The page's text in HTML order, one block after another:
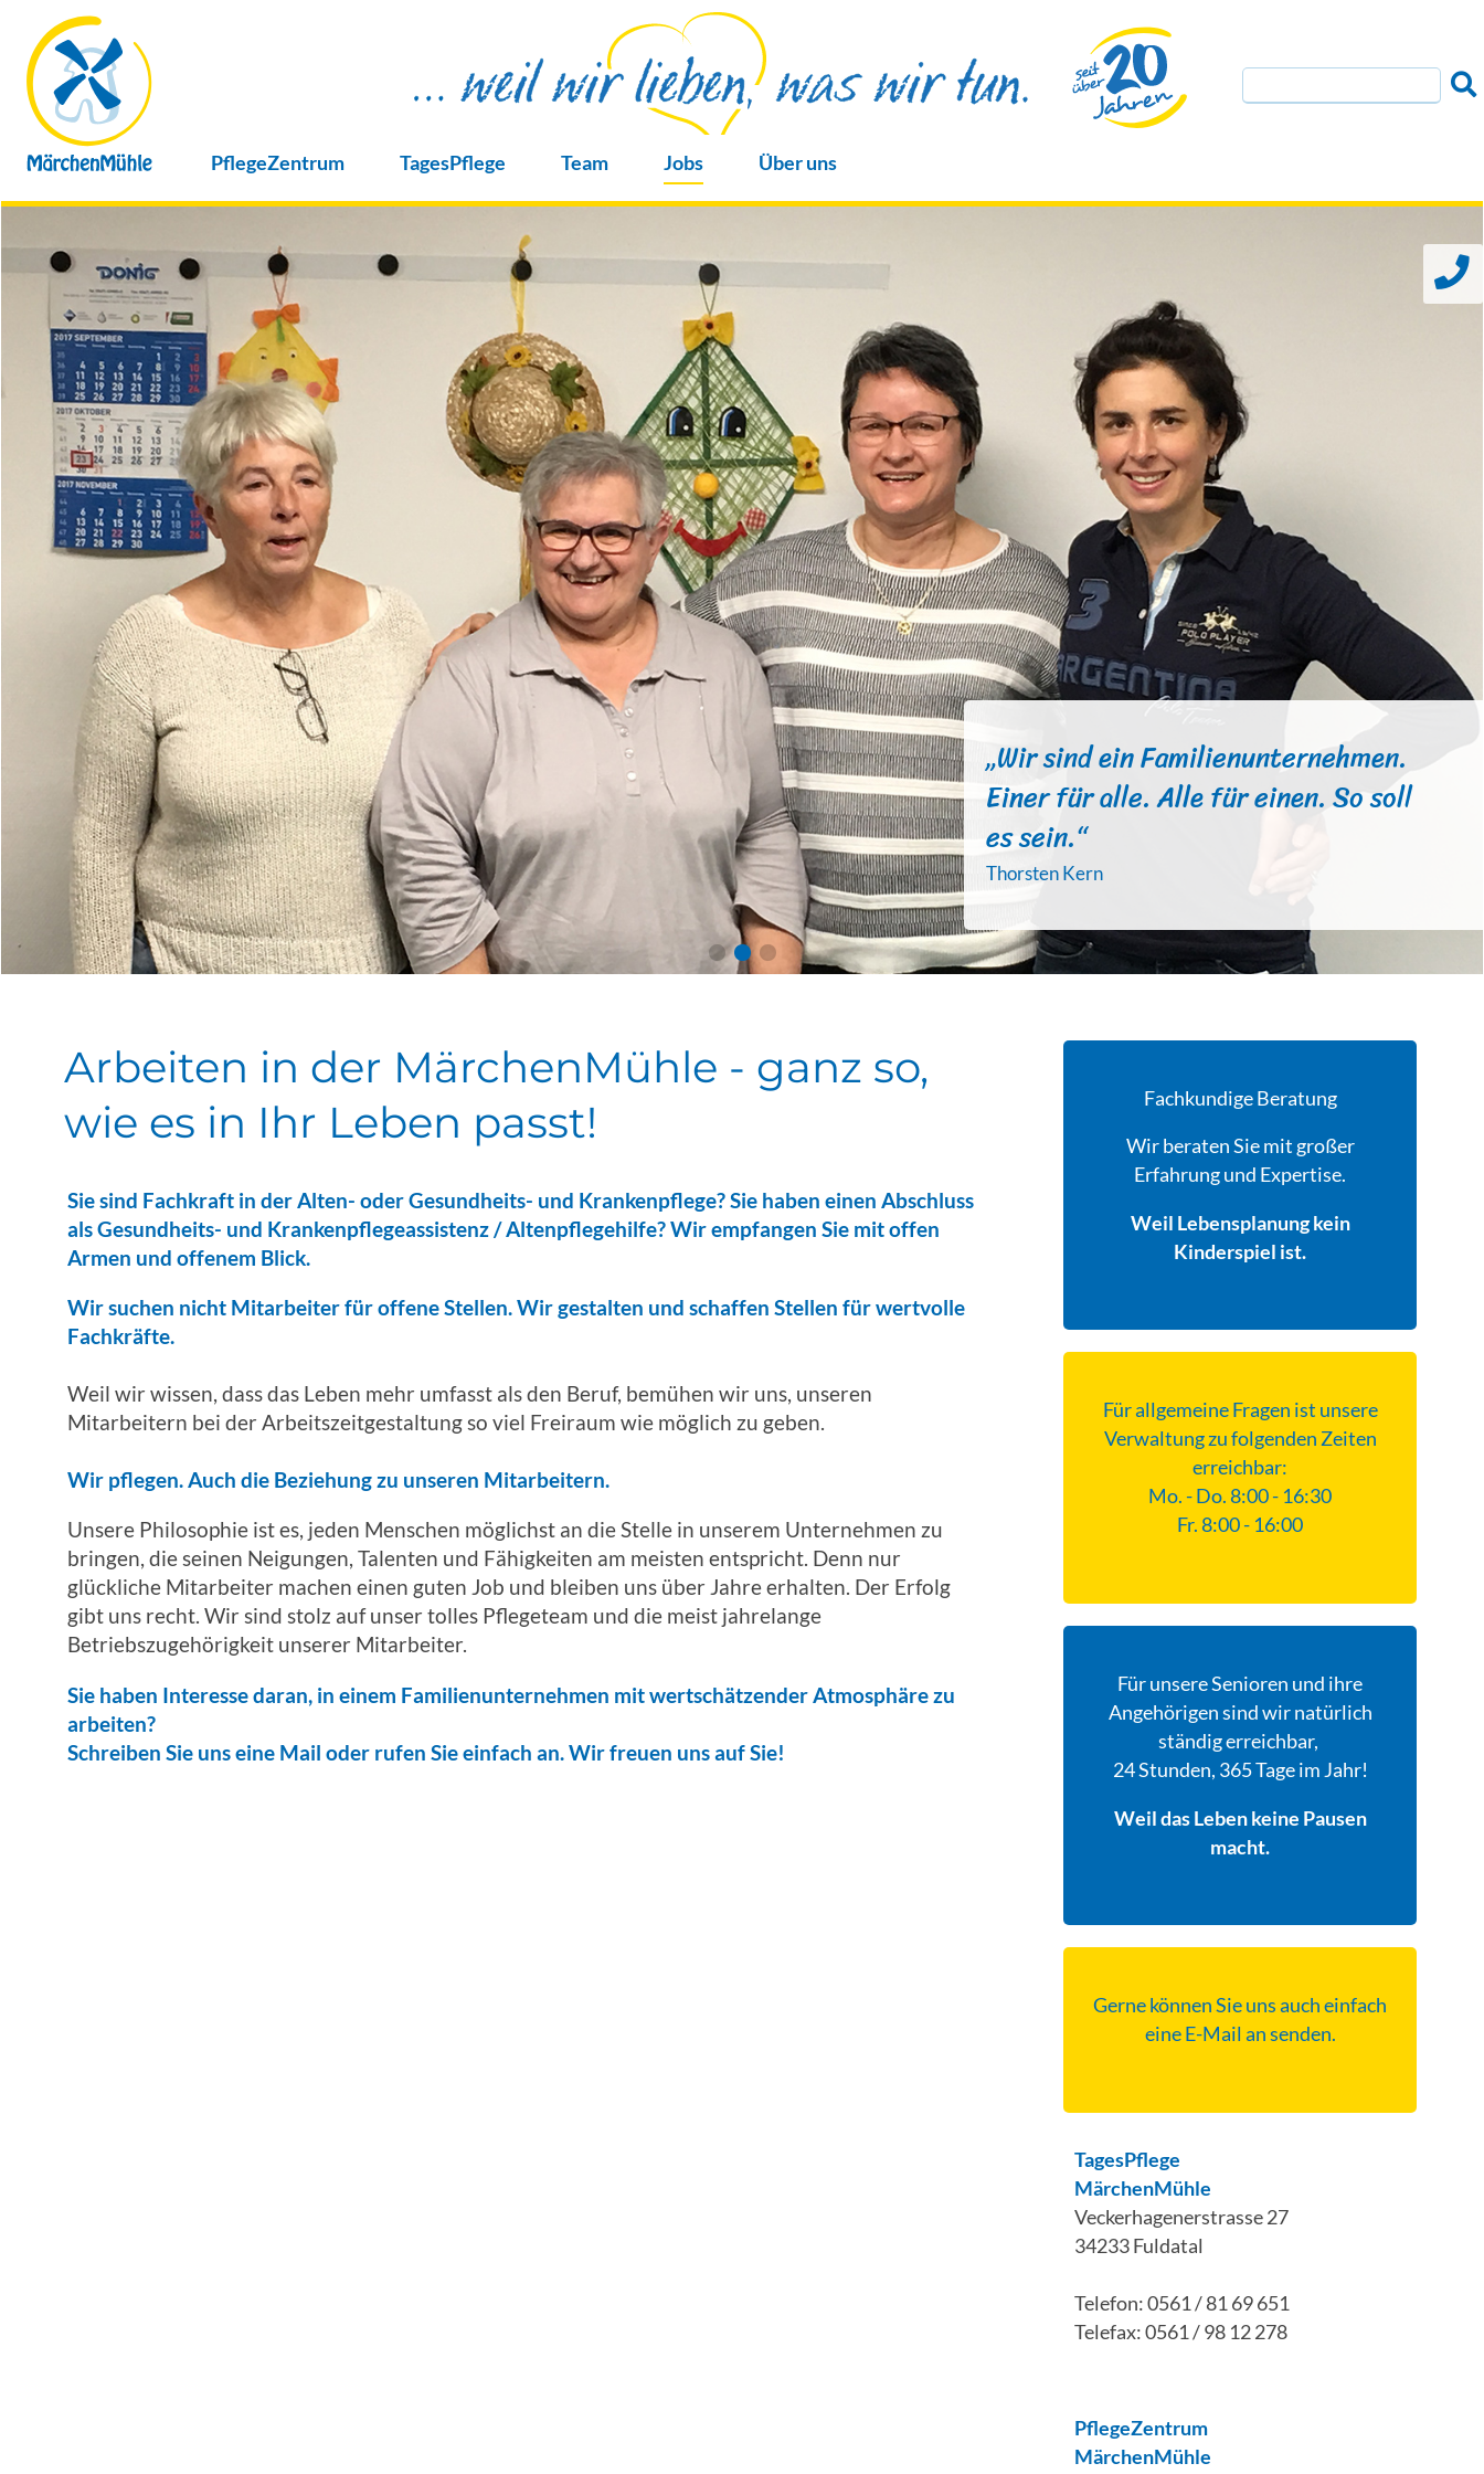
PflegeZentrum TagesPflege Team Jobs Über uns
„Wir sind ein Familienunternehmen.
Einer für alle. Alle für einen. So soll
es sein.“
Thorsten Kern
Arbeiten in der MärchenMühle - ganz so,
wie es in Ihr Leben passt!
Sie sind Fachkraft in der Alten- oder Gesundheits- und Krankenpflege? Sie haben einen Abschluss
als Gesundheits- und Krankenpflegeassistenz / Altenpflegehilfe? Wir empfangen Sie mit offen
Armen und offenem Blick.
Wir suchen nicht Mitarbeiter für offene Stellen. Wir gestalten und schaffen Stellen für wertvolle
Fachkräfte.
Weil wir wissen, dass das Leben mehr umfasst als den Beruf, bemühen wir uns, unseren
Mitarbeitern bei der Arbeitszeitgestaltung so viel Freiraum wie möglich zu geben.
Wir pflegen. Auch die Beziehung zu unseren Mitarbeitern.
Unsere Philosophie ist es, jeden Menschen möglichst an die Stelle in unserem Unternehmen zu
bringen, die seinen Neigungen, Talenten und Fähigkeiten am meisten entspricht. Denn nur
glückliche Mitarbeiter machen einen guten Job und bleiben uns über Jahre erhalten. Der Erfolg
gibt uns recht. Wir sind stolz auf unser tolles Pflegeteam und die meist jahrelange
Betriebszugehörigkeit unserer Mitarbeiter.
Sie haben Interesse daran, in einem Familienunternehmen mit wertschätzender Atmosphäre zu
arbeiten?
Schreiben Sie uns eine Mail oder rufen Sie einfach an. Wir freuen uns auf Sie!
Fachkundige Beratung
Wir beraten Sie mit großer
Erfahrung und Expertise.
Weil Lebensplanung kein
Kinderspiel ist.
Für allgemeine Fragen ist unsere
Verwaltung zu folgenden Zeiten
erreichbar:
Mo. - Do. 8:00 - 16:30
Fr. 8:00 - 16:00
Für unsere Senioren und ihre
Angehörigen sind wir natürlich
ständig erreichbar,
24 Stunden, 365 Tage im Jahr!
Weil das Leben keine Pausen
macht.
Gerne können Sie uns auch einfach
eine E-Mail ansenden.
TagesPflege
MärchenMühle
Veckerhagenerstrasse 27
34233 Fuldatal
Telefon: 0561 / 81 69 651
Telefax: 0561 / 98 12 278
PflegeZentrum
MärchenMühle